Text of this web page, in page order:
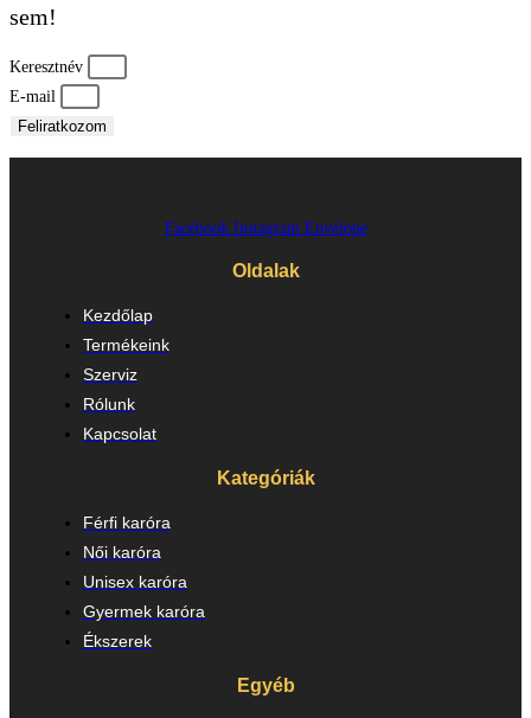
sem!
Keresztnév
E-mail
Feliratkozom
Facebook Instagram Envelope
Oldalak
Kezdőlap
Termékeink
Szerviz
Rólunk
Kapcsolat
Kategóriák
Férfi karóra
Női karóra
Unisex karóra
Gyermek karóra
Ékszerek
Egyéb